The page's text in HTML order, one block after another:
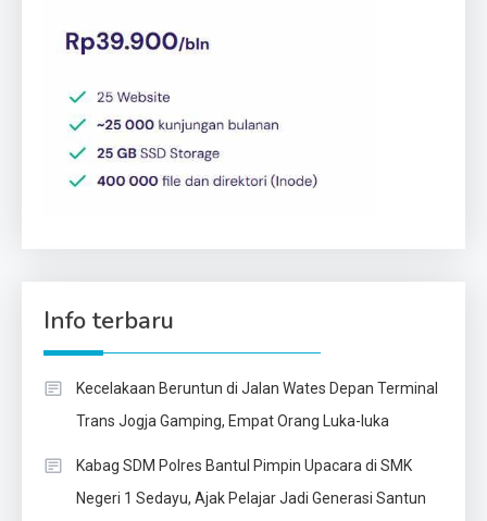
Info terbaru
Kecelakaan Beruntun di Jalan Wates Depan Terminal
Trans Jogja Gamping, Empat Orang Luka-luka
Kabag SDM Polres Bantul Pimpin Upacara di SMK
Negeri 1 Sedayu, Ajak Pelajar Jadi Generasi Santun